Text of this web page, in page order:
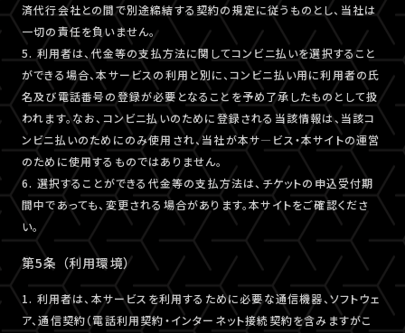
済代行会社との間で別途締結する契約の規定に従うものとし、当社は
一切の責任を負いません。
5. 利用者は、代金等の支払方法に関してコンビニ払いを選択すること
ができる場合、本サービスの利用と別に、コンビニ払い用に利用者の氏
名及び電話番号の登録が必要となることを予め了承したものとして扱
われます。なお、コンビニ払いのために登録される当該情報は、当該コ
ンビニ払いのためにのみ使用され、当社が本サ―ビス・本サイトの運営
のために使用するものではありません。
6. 選択することができる代金等の支払方法は、チケットの申込受付期
間中であっても、変更される場合があります。本サイトをご確認くださ
い。
第5条 （利用環境）
1. 利用者は、本サービスを利用するために必要な通信機器、ソフトウェ
ア、通信契約（電話利用契約・インターネット接続契約を含みますがこ